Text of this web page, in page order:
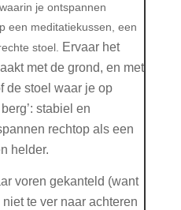
je ontspannen
een meditatiekussen, een
stoel.
Ervaar het
met de grond, en met
de stoel waar je op
stabiel en
rechtop als een
helder.
voren gekanteld (want
te ver naar achteren